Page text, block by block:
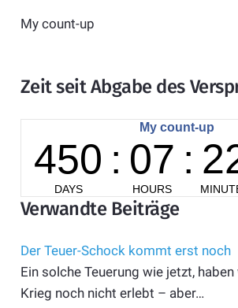
My count-up
Zeit seit Abgabe des
Verwandte Beiträge
Der Teuer-Schock kommt erst noch
Ein solche Teuerung wie jetzt,
Krieg noch nicht erlebt – aber…